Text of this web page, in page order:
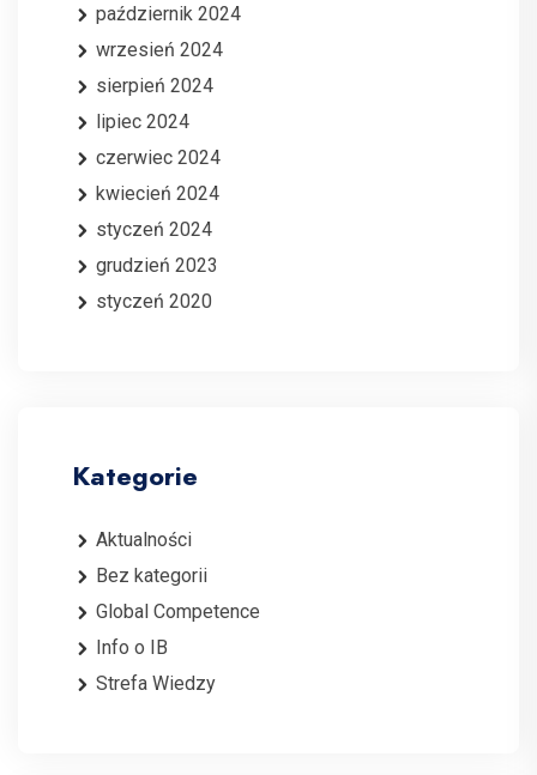
październik 2024
wrzesień 2024
sierpień 2024
lipiec 2024
czerwiec 2024
kwiecień 2024
styczeń 2024
grudzień 2023
styczeń 2020
Kategorie
Aktualności
Bez kategorii
Global Competence
Info o IB
Strefa Wiedzy